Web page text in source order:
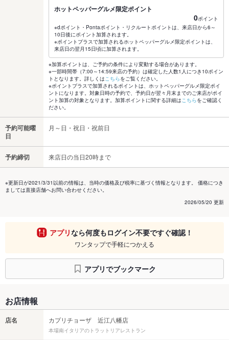
ホットペッパーグルメ限定ポイント
0ポイント
※dポイント・Pontaポイント・リクルートポイントは、来店日から6～
10日後にポイント加算されます。
※ポイントプラスで加算されるホットペッパーグルメ限定ポイントは、
来店日の翌月15日頃に加算されます。
※加算ポイントは、ご予約の条件により変動する場合があります。
※一部時間帯（7:00～14:59来店の予約）は確定した人数1人につき10ポイン
トとなります。詳しくはこちらをご覧ください。
※ポイントプラスで加算されるポイントは、ホットペッパーグルメ限定ポイ
ントになります。対象日時の予約で、予約日が翌々月末までのご来店がポイ
ント加算の対象となります。加算ポイントに関する詳細はこちらをご確認く
ださい。
予約可能曜
日
月～日・祝日・祝前日
予約締切 来店日の当日20時まで
※更新日が2021/3/31以前の情報は、当時の価格及び税率に基づく情報となります。 価格につき
ましては直接店舗へお問い合わせください。
2026/05/20 更新
アプリなら何度もログイン不要ですぐ確認！
ワンタップで手軽につかえる
アプリでブックマーク
お店情報
店名 カプリチョーザ 近江八幡店
本場南イタリアのトラットリアレストラン